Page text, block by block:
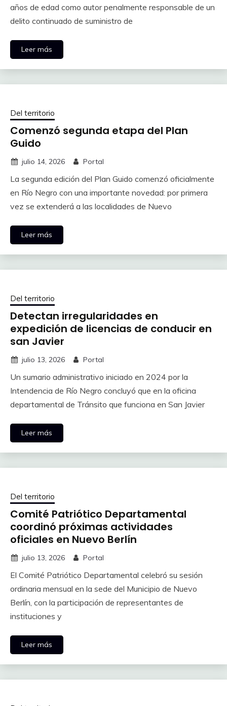
años de edad como autor penalmente responsable de un
delito continuado de suministro de
Leer más
Del territorio
Comenzó segunda etapa del Plan
Guido
julio 14, 2026 Portal
La segunda edición del Plan Guido comenzó oficialmente
en Río Negro con una importante novedad: por primera
vez se extenderá a las localidades de Nuevo
Leer más
Del territorio
Detectan irregularidades en
expedición de licencias de conducir en
san Javier
julio 13, 2026 Portal
Un sumario administrativo iniciado en 2024 por la
Intendencia de Río Negro concluyó que en la oficina
departamental de Tránsito que funciona en San Javier
Leer más
Del territorio
Comité Patriótico Departamental
coordinó próximas actividades
oficiales en Nuevo Berlín
julio 13, 2026 Portal
El Comité Patriótico Departamental celebró su sesión
ordinaria mensual en la sede del Municipio de Nuevo
Berlín, con la participación de representantes de
instituciones y
Leer más